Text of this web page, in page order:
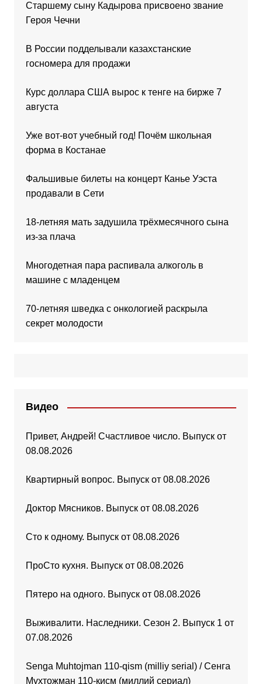
Старшему сыну Кадырова присвоено звание
Героя Чечни
В России подделывали казахстанские
госномера для продажи
Курс доллара США вырос к тенге на бирже 7
августа
Уже вот-вот учебный год! Почём школьная
форма в Костанае
Фальшивые билеты на концерт Канье Уэста
продавали в Сети
18-летняя мать задушила трёхмесячного сына
из-за плача
Многодетная пара распивала алкоголь в
машине с младенцем
70-летняя шведка с онкологией раскрыла
секрет молодости
Видео
Привет, Андрей! Счастливое число. Выпуск от
08.08.2026
Квартирный вопрос. Выпуск от 08.08.2026
Доктор Мясников. Выпуск от 08.08.2026
Сто к одному. Выпуск от 08.08.2026
ПроСто кухня. Выпуск от 08.08.2026
Пятеро на одного. Выпуск от 08.08.2026
Выживалити. Наследники. Сезон 2. Выпуск 1 от
07.08.2026
Senga Muhtojman 110-qism (milliy serial) / Сенга
Муҳтожман 110-қисм (миллий сериал)